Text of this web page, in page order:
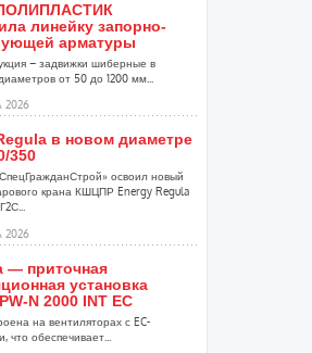
линейку запорно-
арматуры
– задвижки шиберные в
от 50 до 1200 мм...
2026
в новом диаметре
350
освоил новый
крана КШЦПР Energy Regula
2026
— приточная
установка
N 2000 INT EC
на вентиляторах с EC-
что обеспечивает...